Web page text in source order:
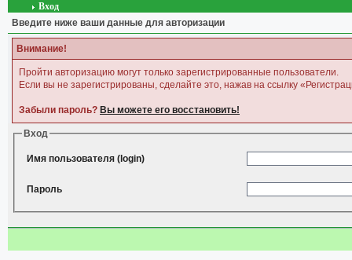
Вход
Введите ниже ваши данные для авторизации
Внимание!
Пройти авторизацию могут только зарегистрированные пользователи.
Если вы не зарегистрированы, сделайте это, нажав на ссылку
Забыли пароль? Вы можете его восстановить!
Вход
Имя пользователя (login)
Пароль